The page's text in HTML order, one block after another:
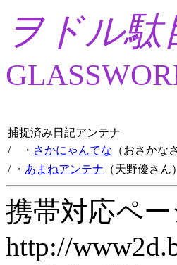
ヲドル駄
捕捉済み日記アンテナ
/ ・ さかにゃんてな （おさかな
/ ・ あまねアンテナ （天野優さん）
携帯対応ペー
http://